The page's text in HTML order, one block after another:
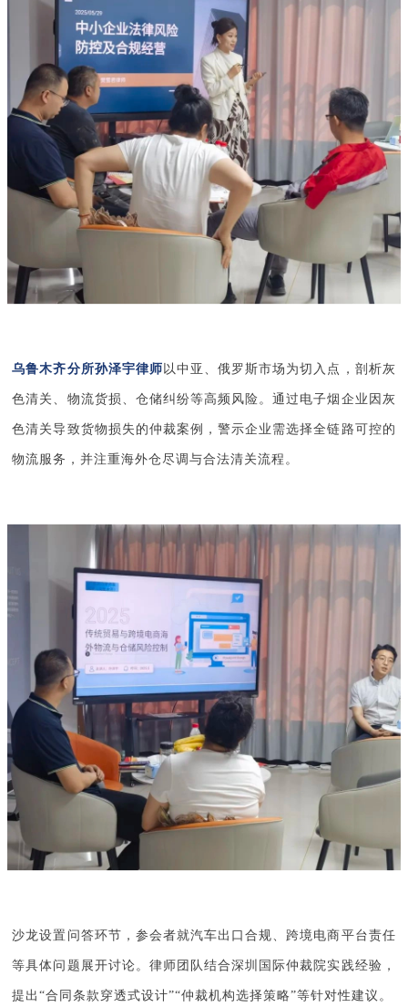
乌鲁木齐分所孙泽宇律师 以中亚、俄罗斯市场为切入点，剖析灰
色清关、物流货损、仓储纠纷等高频风险。通过电子烟企业因灰
色清关导致货物损失的仲裁案例，警示企业需选择全链路可控的
物流服务，并注重海外仓尽调与合法清关流程。
沙龙设置问答环节，参会者就汽车出口合规、跨境电商平台责任
等具体问题展开讨论。律师团队结合深圳国际仲裁院实践经验，
提出“合同条款穿透式设计”“仲裁机构选择策略”等针对性建议。